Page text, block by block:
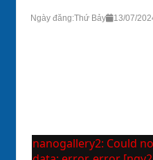
Ngày đăng:Thứ Bảy 13/07/
nanogallery2: Could